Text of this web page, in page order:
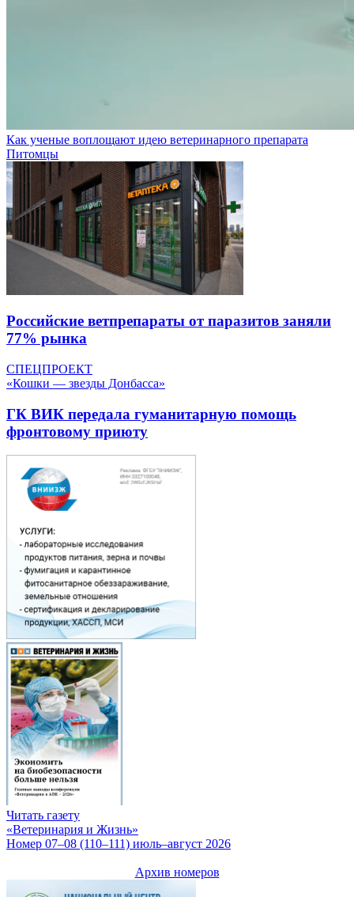
Как ученые воплощают идею ветеринарного препарата
Питомцы
Российские ветпрепараты от паразитов заняли
77% рынка
СПЕЦПРОЕКТ
«Кошки — звезды Донбасса»
ГК ВИК передала гуманитарную помощь
фронтовому приюту
Читать газету
«Ветеринария и Жизнь»
Номер 07–08 (110–111) июль–август 2026
Архив номеров